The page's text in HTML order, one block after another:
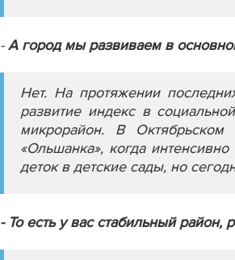
-А город мы развиваем в
Нет. На протяжении
развитие индекс в
микрорайон. В
«Ольшанка», когда
деток в детские сады, но
- То есть у вас стабильный район,